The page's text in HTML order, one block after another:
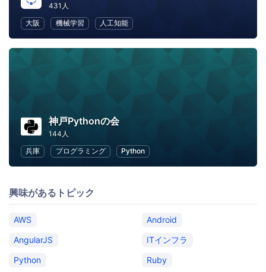
431人
大阪
機械学習 人工知能
神戸Pythonの会
144人
兵庫
プログラミング Python
興味があるトピック
AWS
Android
AngularJS
ITインフラ
Python
Ruby